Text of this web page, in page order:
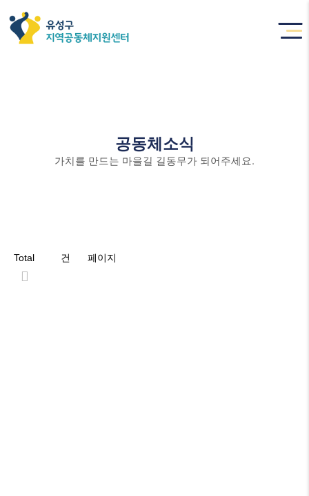
공동체소식
가치를 만드는 마을길 길동무가 되어주세요.
Total 93건 3 페이지